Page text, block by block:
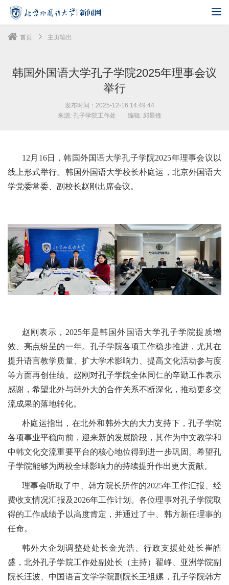
首页 主页输出
韩国外国语大学孔子学院2025年理事会议
举行
发布时间：2025-12-16 14:49:44
来源: 孔子学院工作处
编辑: 邱显锋
12月16日，韩国外国语大学孔子学院2025年理事会议以
线上形式举行。韩国外国语大学校长朴庭运，北京外国语大
学党委常委、副校长赵刚出席会议。
赵刚表示，2025年是韩国外国语大学孔子学院提质增
效、亮点纷呈的一年。孔子学院各项工作稳步推进，尤其在
提升语言教学质量、扩大学术影响力、提高文化活动参与度
等方面再创佳绩。赵刚对孔子学院全体同仁的辛勤工作表示
感谢，希望北外与韩外大的合作关系不断深化，推动更多交
流成果的落地转化。
朴庭运指出，在北外和韩外大的大力支持下，孔子学院
各项事业平稳向前，迎来新的发展阶段，其作为中文教学和
中韩文化交流重要平台的核心地位得到进一步巩固。希望孔
子学院能够为两校全球影响力的持续提升作出更大贡献。
理事会听取了中、韩方院长所作的2025年工作汇报、经
费收支情况汇报及2026年工作计划。各位理事对孔子学院取
得的工作成绩予以高度肯定，并通过了中、韩方新任理事的
任命。
韩外大企划调整处处长金光浩、行政支援处处长崔皓
盛，北外孔子学院工作处副处长（主持）翟峥、亚洲学院副
院长汪波、中国语言文学学院副院长王祖嫘，孔子学院韩方